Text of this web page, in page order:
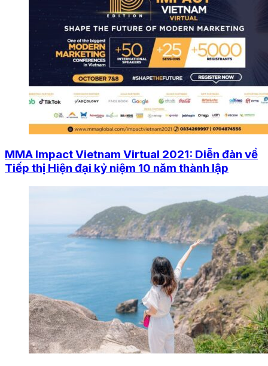
MMA Impact Vietnam Virtual 2021: Diễn đàn về
Tiếp thị Hiện đại kỷ niệm 10 năm thành lập